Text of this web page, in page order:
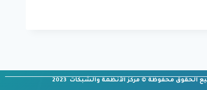
الحقوق محفوظة © مركز الأنظمة والشبكات 2023